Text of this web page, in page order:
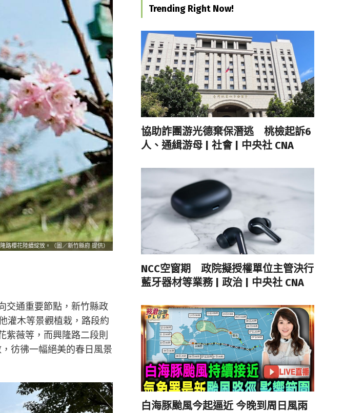
路櫻花陸續綻放。（圖／新竹縣府 提供）
交通重要節點，新竹縣政
灌木等景觀植栽，路段約
紫薇等，而興隆路二段則
彷彿一幅絕美的春日風景
Trending Right Now!
協助詐團游光德棄保潛逃 桃檢起訴6
人、通緝游母 | 社會 | 中央社 CNA
NCC空窗期 政院擬授權單位主管決行
藍牙器材等業務 | 政治 | 中央社 CNA
白海豚颱風今起逼近 今晚到周日風雨